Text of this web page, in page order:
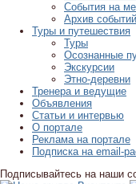
События на
Архив событий
Туры и путешествия
Туры
Осознанные
Экскурсии
Этно-деревни
Тренера и ведущие
Объявления
Статьи и интервью
О портале
Реклама на портале
Подписка на email-
Подписывайтесь на наши